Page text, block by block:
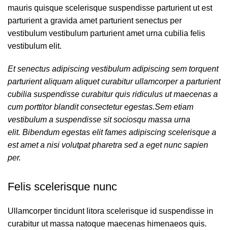
mauris quisque scelerisque suspendisse parturient ut est
parturient a gravida amet parturient senectus per
vestibulum vestibulum parturient amet urna cubilia felis
vestibulum elit.
Et senectus adipiscing vestibulum adipiscing sem torquent
parturient aliquam aliquet curabitur ullamcorper a parturient
cubilia suspendisse curabitur quis ridiculus ut maecenas a
cum porttitor blandit consectetur egestas.Sem etiam
vestibulum a suspendisse sit sociosqu massa urna
elit. Bibendum egestas elit fames adipiscing scelerisque a
est amet a nisi volutpat pharetra sed a eget nunc sapien
per.
Felis scelerisque nunc
Ullamcorper tincidunt litora scelerisque id suspendisse in
curabitur ut massa natoque maecenas himenaeos quis.